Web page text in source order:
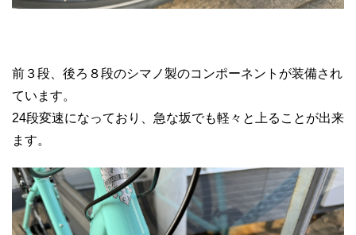
前３段、後ろ８段のシマノ製のコンポーネントが装備され
ています。
24段変速になっており、急な坂でも軽々と上ることが出来
ます。